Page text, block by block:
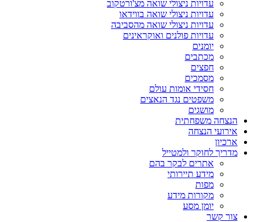
עדויות ניצולי שואה מצ'ורטקוב
עדויות ניצולי שואה בווידאו
עדויות ניצולי שואה מהסביבה
עדויות פולנים ואוקראינים
יומנים
מכתבים
חפצים
מסמכים
חסידי אומות עולם
משפטים נגד הנאצים
מושגים
הנצחה משפחתית
אירועי הנצחה
ארכיון
מדריך לחוקר ולמטייל
אתרים לבקר בהם
מידע תיירותי
מפות
מקורות מידע
יומן מסע
צור קשר